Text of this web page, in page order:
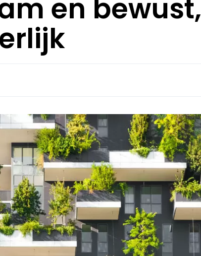
en bewust,